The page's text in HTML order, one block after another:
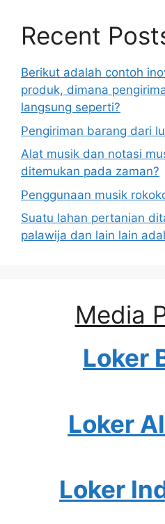
Recent
Berikut adalah contoh
produk, dimana
langsung seperti?
Pengiriman barang dari
Alat musik dan notasi
ditemukan pada zaman?
Penggunaan musik
Suatu lahan pertanian
palawija dan lain lain
Media
Loker
Loker
Loker